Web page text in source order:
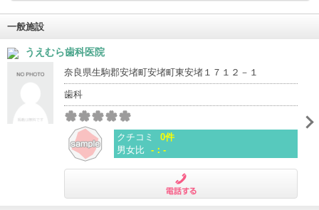
一般施設
うえむら歯科医院
奈良県生駒郡安堵町安堵町東安堵１７１２－１
歯科
クチコミ
0件
男女比 -：-